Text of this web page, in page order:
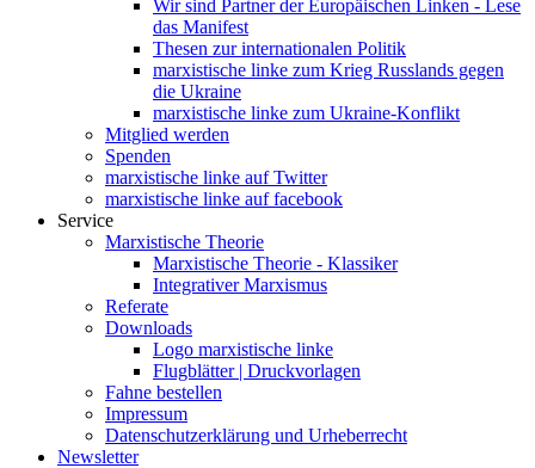
Wir sind Partner der Europäischen Linken - Lese
das Manifest
Thesen zur internationalen Politik
marxistische linke zum Krieg Russlands gegen
die Ukraine
marxistische linke zum Ukraine-Konflikt
Mitglied werden
Spenden
marxistische linke auf Twitter
marxistische linke auf facebook
Service
Marxistische Theorie
Marxistische Theorie - Klassiker
Integrativer Marxismus
Referate
Downloads
Logo marxistische linke
Flugblätter | Druckvorlagen
Fahne bestellen
Impressum
Datenschutzerklärung und Urheberrecht
Newsletter